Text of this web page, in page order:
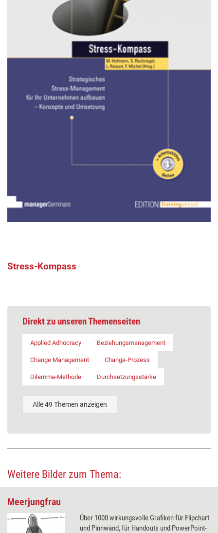
Stress-Kompass
Direkt zu unseren Themenseiten
Applied Adhocracy Beziehungsmanagement
Change Management Change-Prozess
Dilemma-Methode Durchsetzungsstärke
Alle 49 Themen anzeigen
Weitere Bilder zum Thema:
Meerjungfrau
Über 1000 wirkungsvolle Grafiken für Flipchart
und Pinnwand, für Handouts und PowerPoint-